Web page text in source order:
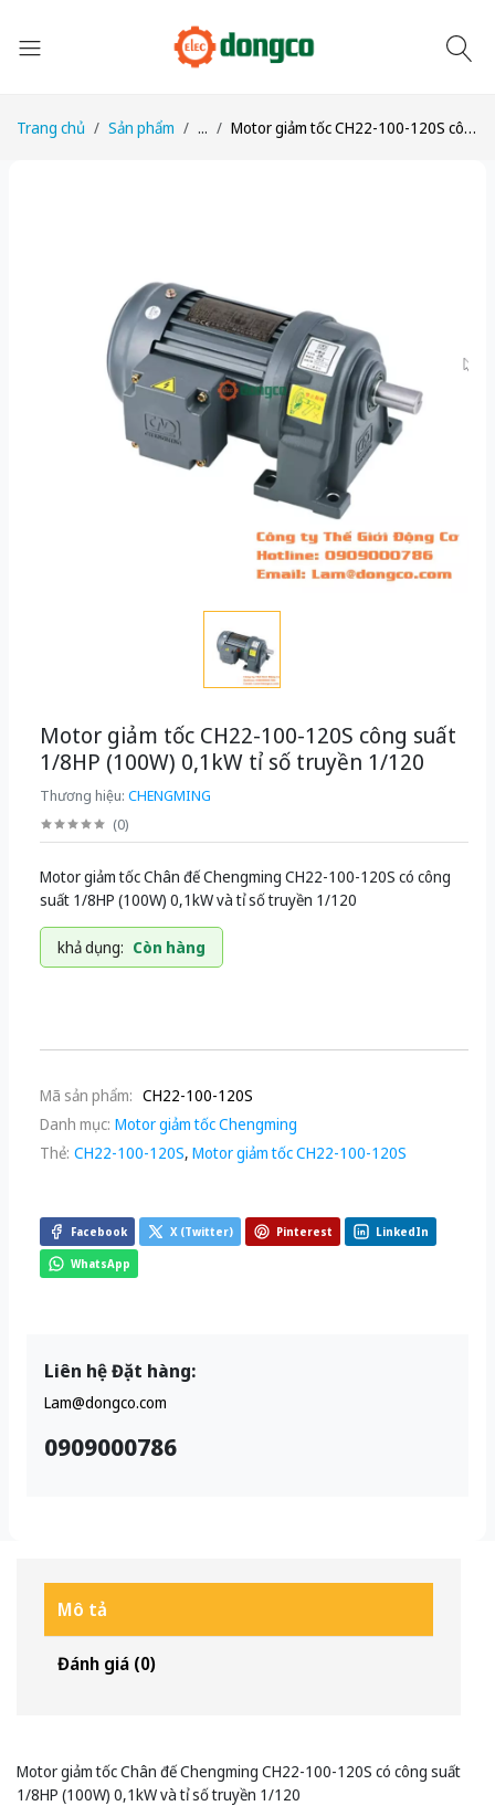
Trang chủ Sản phẩm ... Motor giảm tốc CH22-100-120S công suất 1/8HP (100W) 0,1kW tỉ số truyền 1/120
Motor giảm tốc CH22-100-120S công suất
1/8HP (100W) 0,1kW tỉ số truyền 1/120
Thương hiệu: CHENGMING
(0)
Motor giảm tốc Chân đế Chengming CH22-100-120S có công
suất 1/8HP (100W) 0,1kW và tỉ số truyền 1/120
khả dụng: Còn hàng
Mã sản phẩm: CH22-100-120S
Danh mục: Motor giảm tốc Chengming
Thẻ: CH22-100-120S, Motor giảm tốc CH22-100-120S
Facebook X (Twitter) Pinterest LinkedIn
WhatsApp
Liên hệ Đặt hàng:
Lam@dongco.com
0909000786
Mô tả
Đánh giá (0)
Motor giảm tốc Chân đế Chengming CH22-100-120S có công suất
1/8HP (100W) 0,1kW và tỉ số truyền 1/120